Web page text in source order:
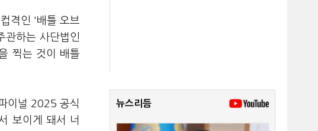
격인 '배틀 오브
관하는 사단법인
찍는 것이 배틀
이널 2025 공식
보이게 돼서 너
뉴스리듬